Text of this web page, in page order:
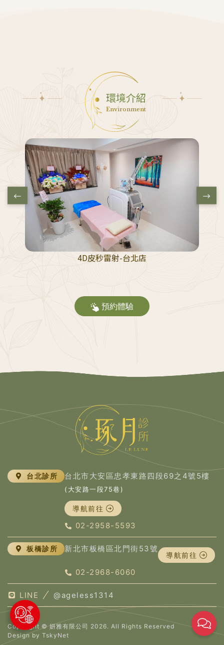
環境介紹
Environment
4D皮秒雷射-台北店
預約體驗
台北診所 台北市大安區忠孝東路四段69之4號5樓
(大安路一段75巷)
導航前往
02-2958-5593
板橋診所 新北市板橋區北門街53號
導航前往
02-2968-6060
LINE @ageless1314
Copyright © 妍雅有限公司 2026. All Rights Reserved
Design by TskyNet